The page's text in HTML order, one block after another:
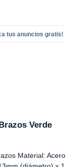
tus anuncios gratis!
Verde
Material: Acero